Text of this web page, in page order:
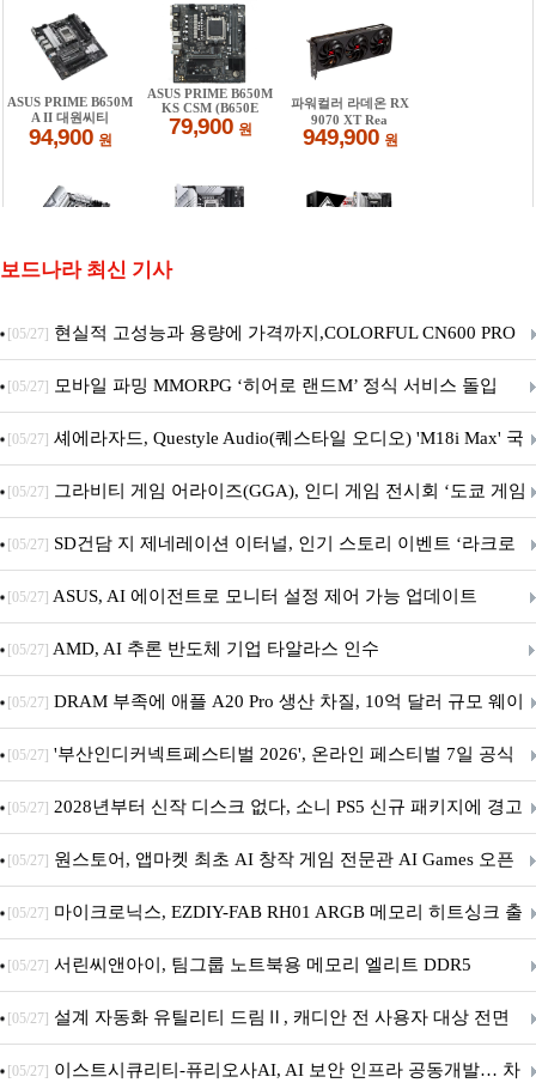
보드나라 최신 기사
[05/27] 현실적 고성능과 용량에 가격까지,COLORFUL CN600 PRO
M.2 NVMe 디앤디컴 1TB
[05/27] 모바일 파밍 MMORPG ‘히어로 랜드M’ 정식 서비스 돌입
[05/27] 셰에라자드, Questyle Audio(퀘스타일 오디오) 'M18i Max' 국
내 정식 출시
[05/27] 그라비티 게임 어라이즈(GGA), 인디 게임 전시회 ‘도쿄 게임
던전 13’ 참가!
[05/27] SD건담 지 제네레이션 이터널, 인기 스토리 이벤트 ‘라크로
아의 용사’ 재개최 및 풍성한 기념 이벤트 실시!
[05/27] ASUS, AI 에이전트로 모니터 설정 제어 가능 업데이트
[05/27] AMD, AI 추론 반도체 기업 타알라스 인수
[05/27] DRAM 부족에 애플 A20 Pro 생산 차질, 10억 달러 규모 웨이
퍼 대기
[05/27] '부산인디커넥트페스티벌 2026', 온라인 페스티벌 7일 공식
개막... 22일간 진행
[05/27] 2028년부터 신작 디스크 없다, 소니 PS5 신규 패키지에 경고
문 추가
[05/27] 원스토어, 앱마켓 최초 AI 창작 게임 전문관 AI Games 오픈
[05/27] 마이크로닉스, EZDIY-FAB RH01 ARGB 메모리 히트싱크 출
시
[05/27] 서린씨앤아이, 팀그룹 노트북용 메모리 엘리트 DDR5
5600MHz 16GB 출시
[05/27] 설계 자동화 유틸리티 드림Ⅱ, 캐디안 전 사용자 대상 전면
무상 배포
[05/27] 이스트시큐리티-퓨리오사AI, AI 보안 인프라 공동개발… 차